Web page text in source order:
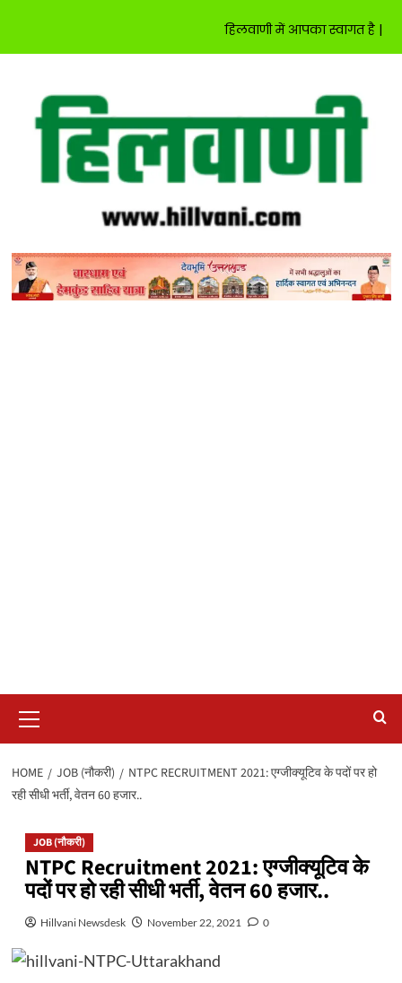
content
Menu
HOME JOB (नौकरी)
NTPC RECRUITMENT 2021: एग्जीक्यूटिव के पदों पर हो
रही सीधी भर्ती, वेतन 60 हजार..
JOB (नौकरी)
NTPC Recruitment 2021: एग्जीक्यूटिव के
पदों पर हो रही सीधी भर्ती, वेतन 60 हजार..
Hillvani Newsdesk November 22, 2021 0
हिलवाणी में आपका स्वागत है |